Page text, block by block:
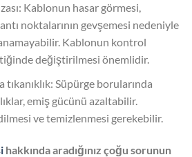
Kablonun hasar görmesi,
noktalarının gevşemesi nedeniyle
Kablonun kontrol
değiştirilmesi önemlidir.
tıkanıklık: Süpürge borularında
emiş gücünü azaltabilir.
ve temizlenmesi gerekebilir.
hakkında aradığınız çoğu sorunun